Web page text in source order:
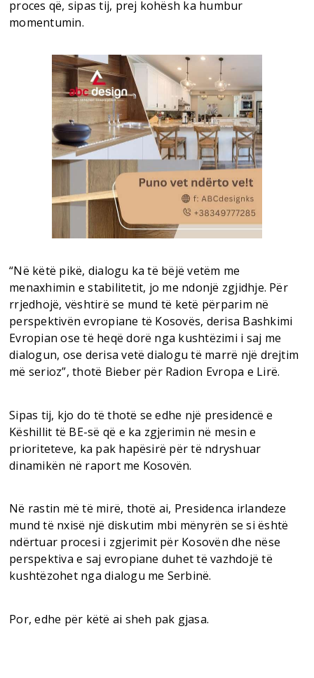
proces që, sipas tij, prej kohësh ka humbur
momentumin.
“Në këtë pikë, dialogu ka të bëjë vetëm me
menaxhimin e stabilitetit, jo me ndonjë zgjidhje. Për
rrjedhojë, vështirë se mund të ketë përparim në
perspektivën evropiane të Kosovës, derisa Bashkimi
Evropian ose të heqë dorë nga kushtëzimi i saj me
dialogun, ose derisa vetë dialogu të marrë një drejtim
më serioz”, thotë Bieber për Radion Evropa e Lirë.
Sipas tij, kjo do të thotë se edhe një presidencë e
Këshillit të BE-së që e ka zgjerimin në mesin e
prioriteteve, ka pak hapësirë për të ndryshuar
dinamikën në raport me Kosovën.
Në rastin më të mirë, thotë ai, Presidenca irlandeze
mund të nxisë një diskutim mbi mënyrën se si është
ndërtuar procesi i zgjerimit për Kosovën dhe nëse
perspektiva e saj evropiane duhet të vazhdojë të
kushtëzohet nga dialogu me Serbinë.
Por, edhe për këtë ai sheh pak gjasa.